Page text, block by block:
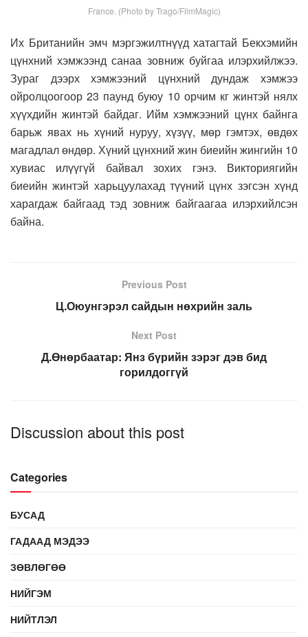
France. (Photo by Trago/FilmMagic)
Их Британийн эмч мэргэжилтнүүд хатагтай Бекхэмийн
цүнхний хэмжээнд санаа зовниж буйгаа илэрхийлжээ.
Зураг дээрх хэмжээний цүнхний дундаж хэмжээ
ойролцоогоор 23 паунд буюу 10 орчим кг жинтэй нялх
хүүхдийн жинтэй байдаг. Ийм хэмжээний цүнх байнга
барьж явах нь хүний нуруу, хүзүү, мөр гэмтэх, өвдөх
магадлал өндөр. Хүний цүнхний жин биеийн жингийн 10
хувиас илүүгүй байвал зохих гэнэ. Викториягийн
биеийн жинтэй харьцуулахад түүний цүнх зэгсэн хүнд
харагдаж байгаад тэд зовниж байгаагаа илэрхийлсэн
байна.
Previous Post
Ц.Оюунгэрэл сайдын нөхрийн заль
Next Post
Д.Өнөрбаатар: Янз бүрийн зэрэг дэв бид
горилдоггүй
Discussion about this post
Categories
БУСАД
ГАДААД МЭДЭЭ
ЗӨВЛӨГӨӨ
НИЙГЭМ
НИЙТЛЭЛ